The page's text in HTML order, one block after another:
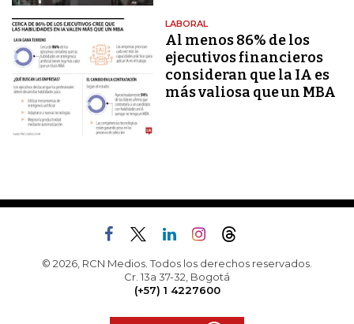
LABORAL
Al menos 86% de los
ejecutivos financieros
consideran que la IA es
más valiosa que un MBA
© 2026, RCN Medios. Todos los derechos reservados.
Cr. 13a 37-32, Bogotá
(+57) 1 4227600